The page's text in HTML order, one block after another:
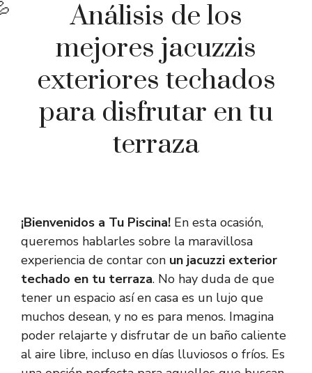
Análisis de los
mejores jacuzzis
exteriores techados
para disfrutar en tu
terraza
¡Bienvenidos a Tu Piscina! En esta ocasión,
queremos hablarles sobre la maravillosa
experiencia de contar con un jacuzzi exterior
techado en tu terraza. No hay duda de que
tener un espacio así en casa es un lujo que
muchos desean, y no es para menos. Imagina
poder relajarte y disfrutar de un baño caliente
al aire libre, incluso en días lluviosos o fríos. Es